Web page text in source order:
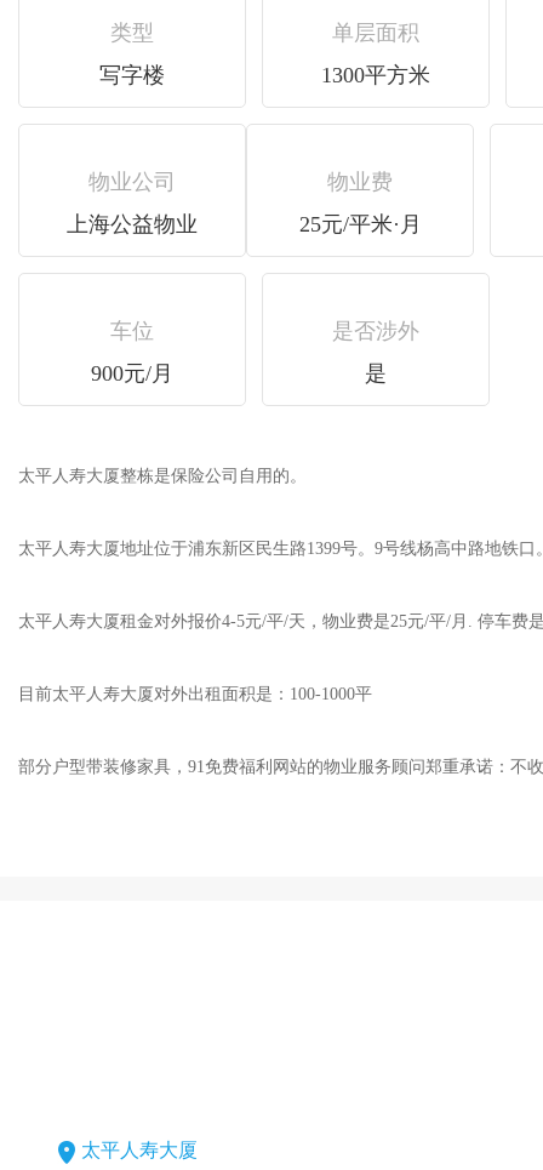
类型
写字楼
单层面积
1300平方米
物业公司
上海公益物业
物业费
25元/平米·月
车位
900元/月
是否涉外
是
太平人寿大厦整栋是保险公司自用的。
太平人寿大厦地址位于浦东新区民生路1399号。9号线杨高中路地铁口
太平人寿大厦租金对外报价4-5元/平/天，物业费是25元/平/月. 停车费是
目前太平人寿大厦对外出租面积是：100-1000平
部分户型带装修家具，91免费福利网站的物业服务顾问郑重承诺：不收
太平人寿大厦